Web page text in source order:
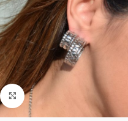
Click to enlarge